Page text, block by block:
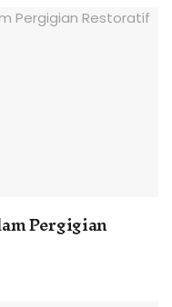
Pergigian